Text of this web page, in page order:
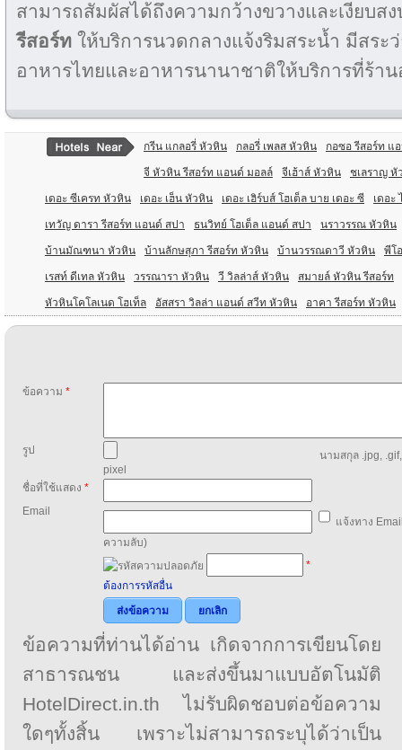
สามารถสัมผัสได้ถึงความกว้างขวางและเงียบส
รีสอร์ท ให้บริการนวดกลางแจ้งริมสระน้ำ มีสระ
อาหารไทยและอาหารนานาชาติให้บริการที่ร้าน
กรีน แกลอรี่ หัวหิน กลอรี่ เพลส หัวหิน กอซอ รีสอร์ท แ
จี หัวหิน รีสอร์ท แอนด์ มอลล์ จีเฮ้าส์ หัวหิน ชเลราญ หั
เดอะ ซีเครท หัวหิน เดอะ เฮ็น หัวหิน เดอะ เฮิร์บส์ โฮเต็ล บาย เดอะ ซี เดอะ
เทวัญ ดารา รีสอร์ท แอนด์ สปา ธนวิทย์ โฮเต็ล แอนด์ สปา นราวรรณ หัวหิน
บ้านมัณฑนา หัวหิน บ้านลักษสุภา รีสอร์ท หัวหิน บ้านวรรณดาวี หัวหิน พีโ
เรสท์ ดีเทล หัวหิน วรรณารา หัวหิน วี วิลล่าส์ หัวหิน สมายล์ หัวหิน รีสอร์ท
หัวหินโคโลเนด โฮเท็ล อัสสรา วิลล่า แอนด์ สวีท หัวหิน อาคา รีสอร์ท หัวหิน
ข้อความ *
รูป
นามสกุล .jpg,
pixel
ชื่อที่ใช้แสดง *
Email
แจ้งทาง
ความลับ)
*
ต้องการรหัสอื่น
ส่งข้อความ
ยกเลิก
ข้อความที่ท่านได้อ่าน เกิดจากการเขียนโดย
สาธารณชน และส่งขึ้นมาแบบอัตโนมัติ
HotelDirect.in.th ไม่รับผิดชอบต่อข้อความ
ใดๆทั้งสิ้น เพราะไม่สามารถระบุได้ว่าเป็น